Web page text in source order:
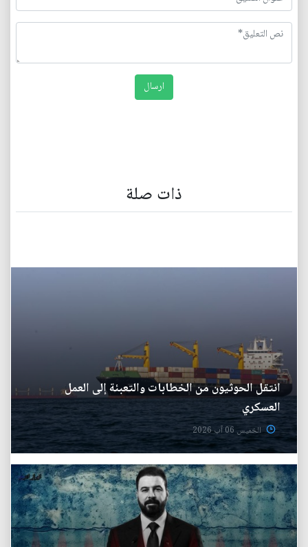
ذات صلة
انتقل الحوثيون من الخطابات والتعبئة إلى العمل
العسكري
الخميس 06 آب 2026